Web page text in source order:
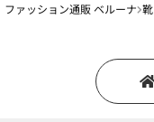
ファッション通販 ベルーナ